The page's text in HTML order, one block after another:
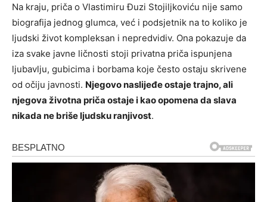
Na kraju, priča o Vlastimiru Đuzi Stojiljkoviću nije samo
biografija jednog glumca, već i podsjetnik na to koliko je
ljudski život kompleksan i nepredvidiv. Ona pokazuje da
iza svake javne ličnosti stoji privatna priča ispunjena
ljubavlju, gubicima i borbama koje često ostaju skrivene
od očiju javnosti. Njegovo naslijeđe ostaje trajno, ali
njegova životna priča ostaje i kao opomena da slava
nikada ne briše ljudsku ranjivost.